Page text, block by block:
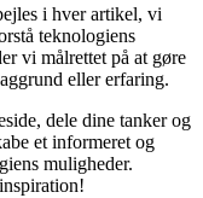
i hver artikel, vi
teknologiens
vi målrettet på at gøre
eller erfaring.
dele dine tanker og
et informeret og
muligheder.